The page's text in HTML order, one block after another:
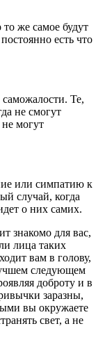
же самое будут
есть что
Те,
не смогут
могут
или симпатию к
случай, когда
о них самих.
знакомо для вас,
лица таких
вам в голову,
следующем
доброту и в
заразны,
вы окружаете
свет, а не